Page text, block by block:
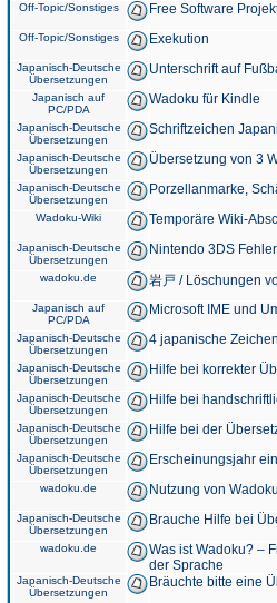
Off-Topic/Sonstiges Free Software
Off-Topic/Sonstiges Exekution
Japanisch-Deutsche
Übersetzungen
Unterschrift auf
Japanisch auf
PC/PDA
Wadoku für Kindle
Japanisch-Deutsche
Übersetzungen
Schriftzeichen
Japanisch-Deutsche
Übersetzungen
Übersetzung von 3
Japanisch-Deutsche
Übersetzungen
Porzellanmarke,
Wadoku-Wiki Temporäre Wiki-
Japanisch-Deutsche
Übersetzungen
Nintendo 3DS
wadoku.de 岩戸 / Löschungen
Japanisch auf
PC/PDA
Microsoft IME und
Japanisch-Deutsche
Übersetzungen
4 japanische
Japanisch-Deutsche
Übersetzungen
Hilfe bei korrekter
Japanisch-Deutsche
Übersetzungen
Hilfe bei
Japanisch-Deutsche
Übersetzungen
Hilfe bei der
Japanisch-Deutsche
Übersetzungen
Erscheinungsjahr
wadoku.de Nutzung von
Japanisch-Deutsche
Übersetzungen
Brauche Hilfe bei
wadoku.de
Was ist Wadoku? –
der Sprache
Japanisch-Deutsche
Übersetzungen
Bräuchte bitte eine